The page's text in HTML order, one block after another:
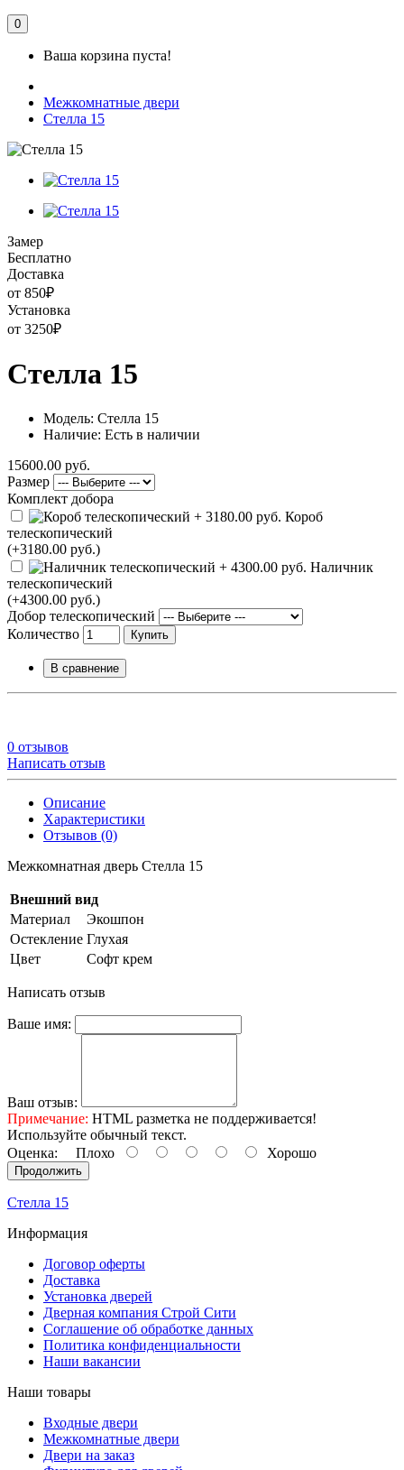
0
Ваша корзина пуста!
Межкомнатные двери
Стелла 15
Замер
Бесплатно
Доставка
от 850₽
Установка
от 3250₽
Стелла 15
Модель: Стелла 15
Наличие: Есть в наличии
15600.00 руб.
Размер
Комплект добора
Короб
телескопический
(+3180.00 руб.)
Наличник
телескопический
(+4300.00 руб.)
Добор телескопический
Количество
Купить
В сравнение
0 отзывов
Написать отзыв
Описание
Характеристики
Отзывов (0)
Межкомнатная дверь Стелла 15
Внешний вид
Материал
Экошпон
Остекление Глухая
Цвет
Софт крем
Написать отзыв
Ваше имя:
Ваш отзыв:
Примечание: HTML разметка не поддерживается!
Используйте обычный текст.
Оценка: Плохо Хорошо
Продолжить
Стелла 15
Информация
Договор оферты
Доставка
Установка дверей
Дверная компания Строй Сити
Соглашение об обработке данных
Политика конфиденциальности
Наши вакансии
Наши товары
Входные двери
Межкомнатные двери
Двери на заказ